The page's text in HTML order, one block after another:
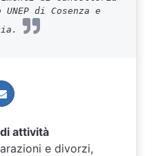
di Cosenza e
attività
e divorzi,